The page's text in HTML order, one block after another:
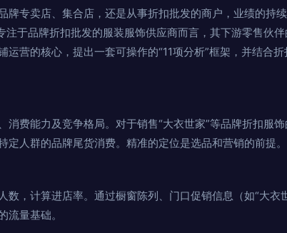
牌专卖店、集合店，还是从事折扣批发的商户，业绩的持
注于品牌折扣批发的服装服饰供应商而言，其下游零售伙
营的核心，提出一套可操作的“11项分析”框架，并结合
消费能力及竞争格局。对于销售“大衣世家”等品牌折扣服
人群的品牌尾货消费。精准的定位是选品和营销的前提。
数，计算进店率。通过橱窗陈列、门口促销信息（如“大衣
量基础。